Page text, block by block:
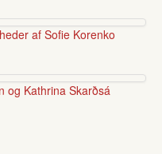
af Sofie Korenko
og Kathrina Skarðsá